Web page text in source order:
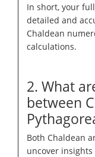
In short, your
detailed and
Chaldean
calculations.
2. What
between
Both Chaldean
uncover